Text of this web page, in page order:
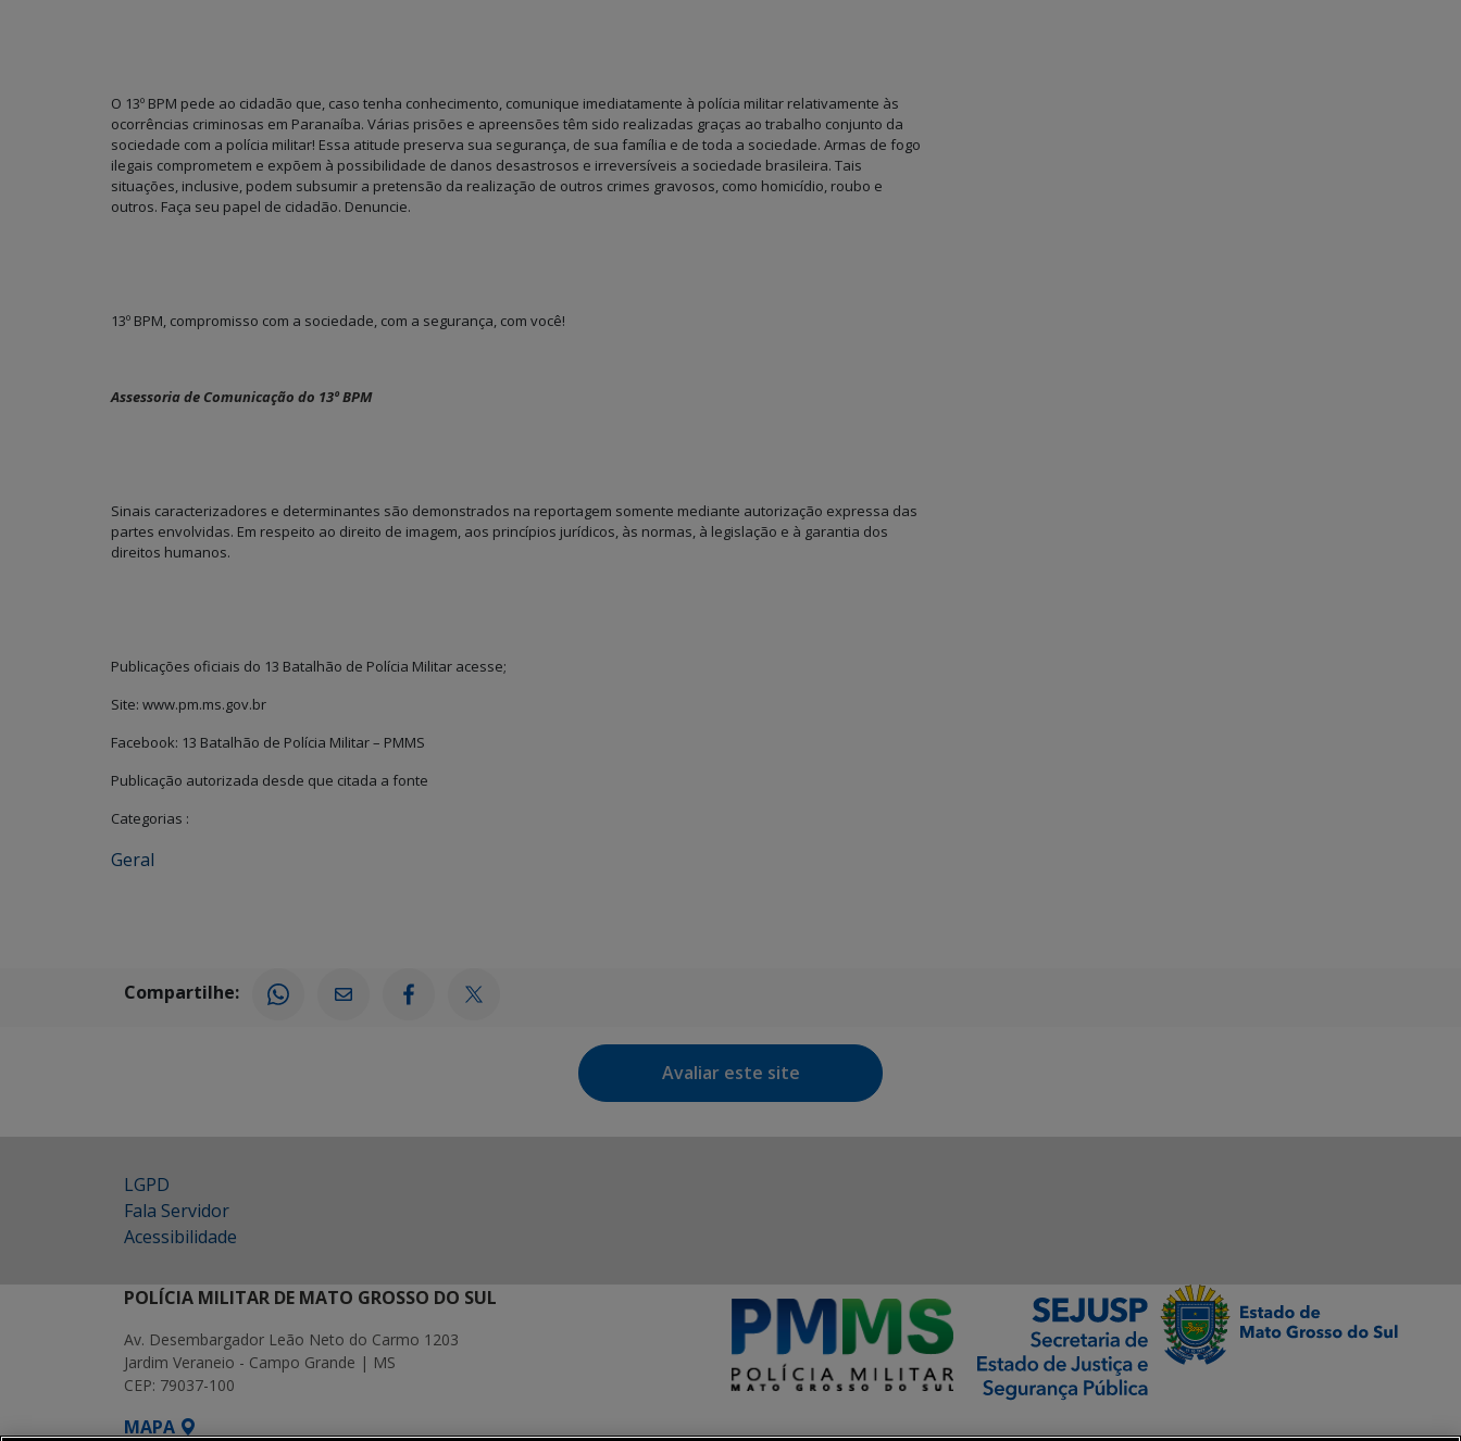
O 13º BPM pede ao cidadão que, caso tenha conhecimento, comunique imediatamente à polícia militar relativamente às
ocorrências criminosas em Paranaíba. Várias prisões e apreensões têm sido realizadas graças ao trabalho conjunto da
sociedade com a polícia militar! Essa atitude preserva sua segurança, de sua família e de toda a sociedade. Armas de fogo
ilegais comprometem e expõem à possibilidade de danos desastrosos e irreversíveis a sociedade brasileira. Tais
situações, inclusive, podem subsumir a pretensão da realização de outros crimes gravosos, como homicídio, roubo e
outros. Faça seu papel de cidadão. Denuncie.
13º BPM, compromisso com a sociedade, com a segurança, com você!
Assessoria de Comunicação do 13º BPM
Sinais caracterizadores e determinantes são demonstrados na reportagem somente mediante autorização expressa das
partes envolvidas. Em respeito ao direito de imagem, aos princípios jurídicos, às normas, à legislação e à garantia dos
direitos humanos.
Publicações oficiais do 13 Batalhão de Polícia Militar acesse;
Site: www.pm.ms.gov.br
Facebook: 13 Batalhão de Polícia Militar – PMMS
Publicação autorizada desde que citada a fonte
Categorias :
Geral
Compartilhe:
Avaliar este site
LGPD
Fala Servidor
Acessibilidade
POLÍCIA MILITAR DE MATO GROSSO DO SUL
Av. Desembargador Leão Neto do Carmo 1203
Jardim Veraneio - Campo Grande | MS
CEP: 79037-100
MAPA